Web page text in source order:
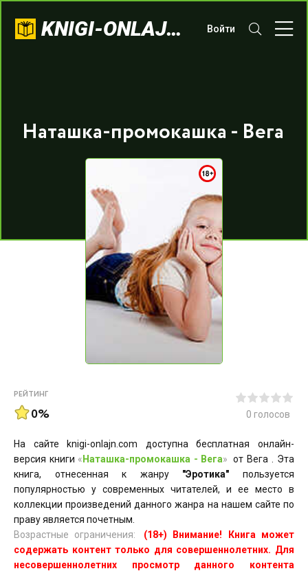
KNIGI-ONLAJN.COM Войти
Наташка-промокашка - Вега
РЕЙТИНГ
0% 0 голосов
На сайте knigi-onlajn.com доступна бесплатная онлайн-
версия книги « Наташка-промокашка - Вега» от Вега . Эта
книга, отнесенная к жанру "Эротика" пользуется
популярностью у современных читателей, и ее место в
коллекции произведений данного жанра на нашем сайте по
праву является почетным.
Возрастные ограничения:
(18+) Внимание! Книга может
содержать контент только для совершеннолетних. Для
несовершеннолетних просмотр данного контента